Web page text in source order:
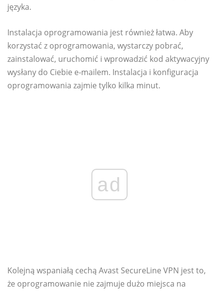
języka.
Instalacja oprogramowania jest również łatwa. Aby
korzystać z oprogramowania, wystarczy pobrać,
zainstalować, uruchomić i wprowadzić kod aktywacyjny
wysłany do Ciebie e-mailem. Instalacja i konfiguracja
oprogramowania zajmie tylko kilka minut.
ad
Kolejną wspaniałą cechą Avast SecureLine VPN jest to,
że oprogramowanie nie zajmuje dużo miejsca na